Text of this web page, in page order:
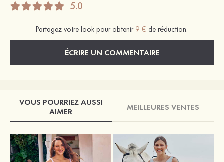
5.0
Partagez votre look pour obtenir 9 € de réduction.
ÉCRIRE UN COMMENTAIRE
VOUS POURRIEZ AUSSI
AIMER
MEILLEURES VENTES